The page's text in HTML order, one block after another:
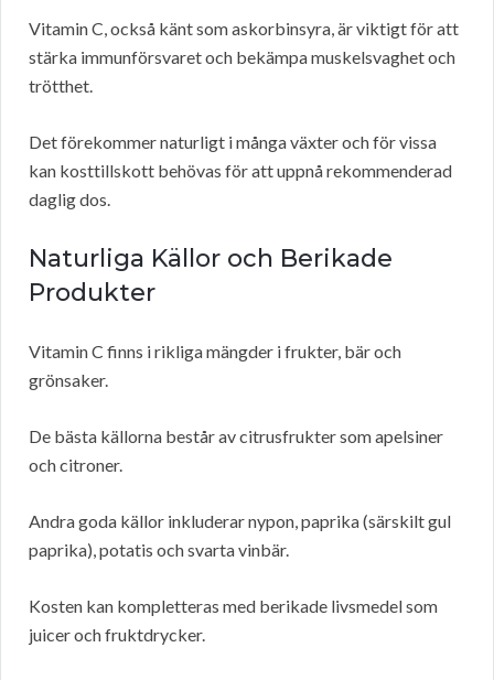
Vitamin C, också känt som askorbinsyra, är viktigt för att
stärka immunförsvaret och bekämpa muskelsvaghet och
trötthet.
Det förekommer naturligt i många växter och för vissa
kan kosttillskott behövas för att uppnå rekommenderad
daglig dos.
Naturliga Källor och Berikade
Produkter
Vitamin C finns i rikliga mängder i frukter, bär och
grönsaker.
De bästa källorna består av citrusfrukter som apelsiner
och citroner.
Andra goda källor inkluderar nypon, paprika (särskilt gul
paprika), potatis och svarta vinbär.
Kosten kan kompletteras med berikade livsmedel som
juicer och fruktdrycker.